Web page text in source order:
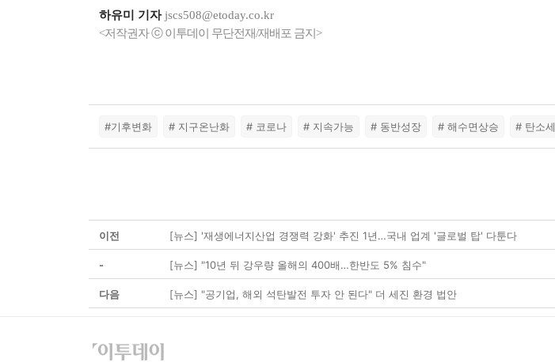
하유미 기자 jscs508@etoday.co.kr
<저작권자 ⓒ 이투데이 무단전재/재배포 금지>
#기후변화 # 지구온난화 # 코로나 # 지속가능 # 동반성장 # 해수면상승 # 탄소세
이전 [뉴스] '재생에너지산업 경쟁력 강화' 추진 1년…국내 업계 '글로벌 탑' 다툰다
- [뉴스] "10년 뒤 강우량 올해의 400배…한반도 5% 침수"
다음 [뉴스] "공기업, 해외 석탄발전 투자 안 된다" 더 세진 환경 법안